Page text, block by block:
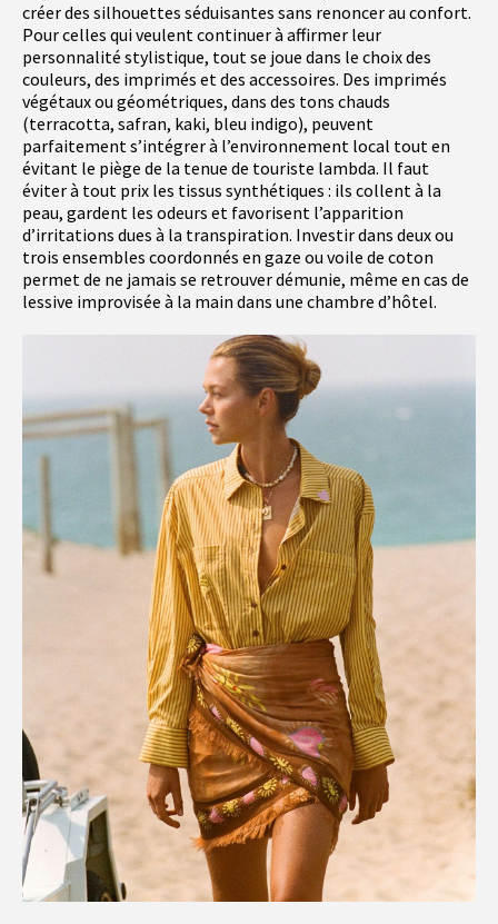
créer des silhouettes séduisantes sans renoncer au confort.
Pour celles qui veulent continuer à affirmer leur
personnalité stylistique, tout se joue dans le choix des
couleurs, des imprimés et des accessoires. Des imprimés
végétaux ou géométriques, dans des tons chauds
(terracotta, safran, kaki, bleu indigo), peuvent
parfaitement s’intégrer à l’environnement local tout en
évitant le piège de la tenue de touriste lambda. Il faut
éviter à tout prix les tissus synthétiques : ils collent à la
peau, gardent les odeurs et favorisent l’apparition
d’irritations dues à la transpiration. Investir dans deux ou
trois ensembles coordonnés en gaze ou voile de coton
permet de ne jamais se retrouver démunie, même en cas de
lessive improvisée à la main dans une chambre d’hôtel.